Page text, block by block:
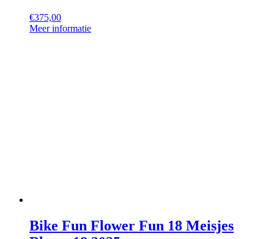
€375,00
Meer informatie
Bike Fun Flower Fun 18 Meisjes